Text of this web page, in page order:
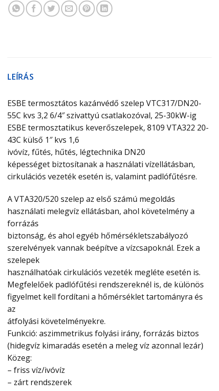
LEÍRÁS
ESBE termosztátos kazánvédő szelep VTC317/DN20-
55C kvs 3,2 6/4″ szivattyú csatlakozóval, 25-30kW-ig
ESBE termosztatikus keverőszelepek, 8109 VTA322 20-
43C külső 1″ kvs 1,6
ivóvíz, fűtés, hűtés, légtechnika DN20
képességet biztosítanak a használati vízellátásban,
cirkulációs vezeték esetén is, valamint padlófűtésre.
A VTA320/520 szelep az első számú megoldás
használati melegvíz ellátásban, ahol követelmény a
forrázás
biztonság, és ahol egyéb hőmérsékletszabályozó
szerelvények vannak beépítve a vízcsapoknál. Ezek a
szelepek
használhatóak cirkulációs vezeték megléte esetén is.
Megfelelőek padlófűtési rendszereknél is, de különös
figyelmet kell fordítani a hőmérséklet tartományra és
az
átfolyási követelményekre.
Funkció: aszimmetrikus folyási irány, forrázás biztos
(hidegvíz kimaradás esetén a meleg víz azonnal lezár)
Közeg:
– friss víz/ivóvíz
– zárt rendszerek